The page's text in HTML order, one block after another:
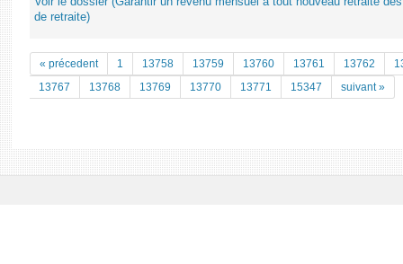
de retraite)
« précedent 1 13758 13759 13760 13761 13762
13767
13768 13769 13770 13771 15347 suivant »